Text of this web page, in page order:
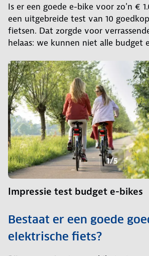
Is er een goede e-bike voor zo'n €
een uitgebreide test van 10
fietsen. Dat zorgde voor
helaas: we kunnen niet alle budget
Impressie test budget e-bikes
1/5
Bestaat er een goede
elektrische fiets?